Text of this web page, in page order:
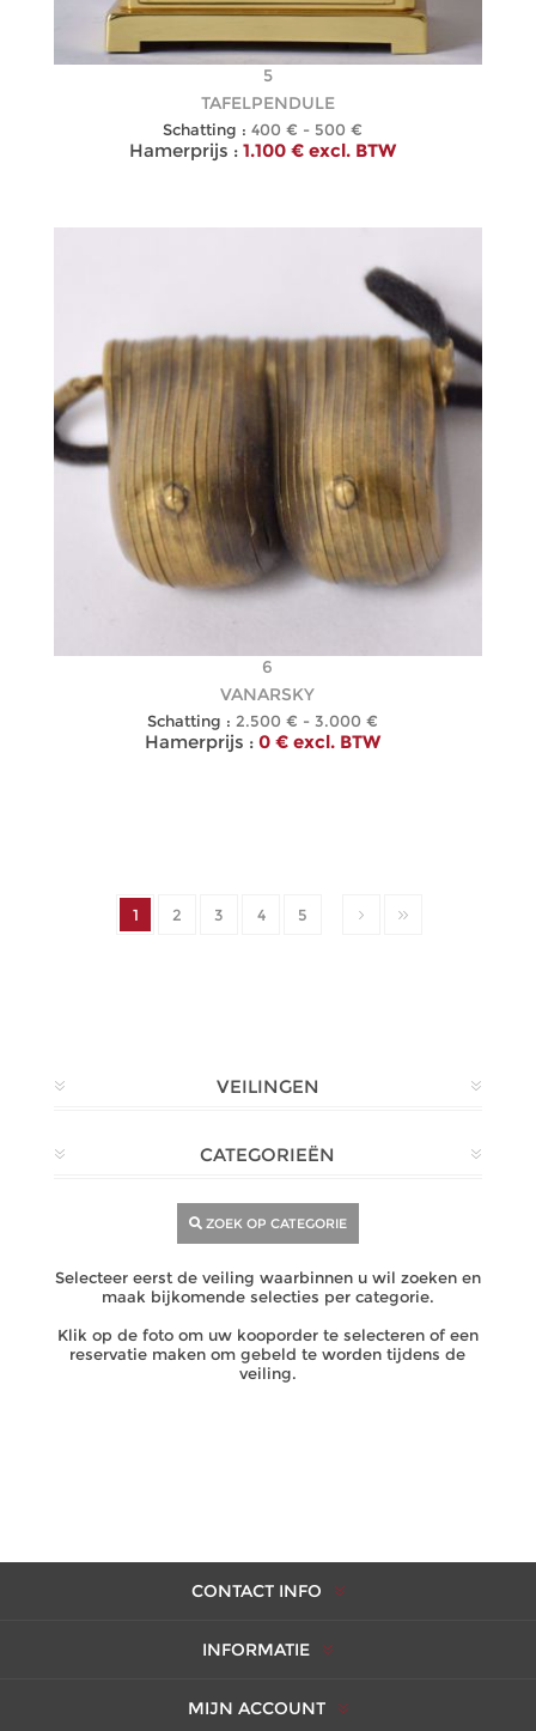
5
TAFELPENDULE
Schatting : 400 € - 500 €
Hamerprijs : 1.100 € excl. BTW
6
VANARSKY
Schatting : 2.500 € - 3.000 €
Hamerprijs : 0 € excl. BTW
1 2 3 4 5
VEILINGEN
CATEGORIEËN
ZOEK OP CATEGORIE
Selecteer eerst de veiling waarbinnen u wil zoeken en
maak bijkomende selecties per categorie.
Klik op de foto om uw kooporder te selecteren of een
reservatie maken om gebeld te worden tijdens de
veiling.
CONTACT INFO
INFORMATIE
MIJN ACCOUNT